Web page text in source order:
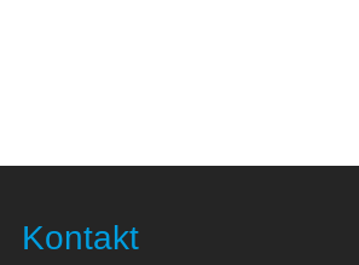
Kontakt